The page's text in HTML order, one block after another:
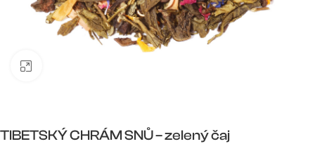
TIBETSKÝ CHRÁM SNŮ – zelený čaj